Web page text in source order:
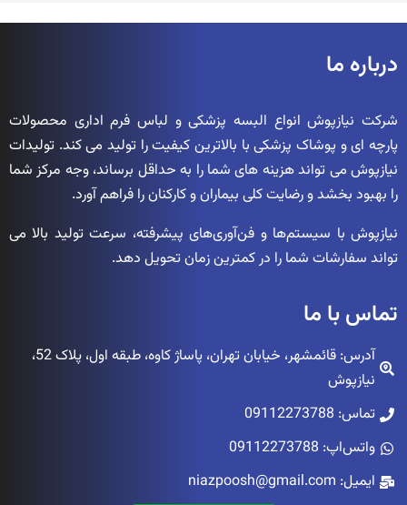
درباره ما
شرکت نیازپوش انواع البسه پزشکی و لباس فرم اداری محصولات
پارچه ای و پوشاک پزشکی با بالاترین کیفیت را تولید می کند. تولیدات
نیازپوش می تواند هزینه های شما را به حداقل برساند، وجه مرکز شما
را بهبود بخشد و رضایت کلی بیماران و کارکنان را فراهم آورد.
نیازپوش با سیستم‌ها و فن‌آوری‌های پیشرفته، سرعت تولید بالا می
تواند سفارشات شما را در کمترین زمان تحویل دهد.
تماس با ما
آدرس: قائمشهر، خیابان تهران، پاساژ کاوه، طبقه اول، پلاک 52،
نیازپوش
تماس: 09112273788
واتس‌اپ: 09112273788
ایمیل: niazpoosh@gmail.com